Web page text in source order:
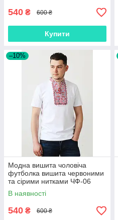
540 ₴ 600 ₴
Купити
–10%
Модна вишита чоловіча
футболка вишита червоними
та сірими нитками ЧФ-06
В наявності
540 ₴ 600 ₴